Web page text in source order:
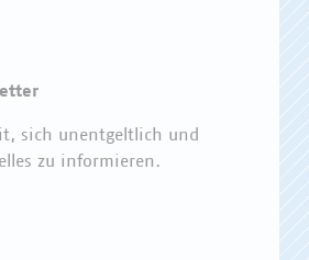
sich unentgeltlich und
zu informieren.